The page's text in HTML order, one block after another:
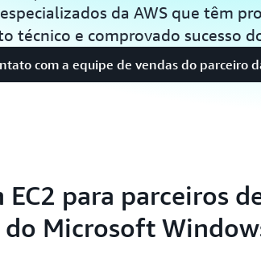
da AWS que têm
técnico e comprovado sucesso
com a equipe de vendas do parceiro
EC2 para parceiros
Microsoft